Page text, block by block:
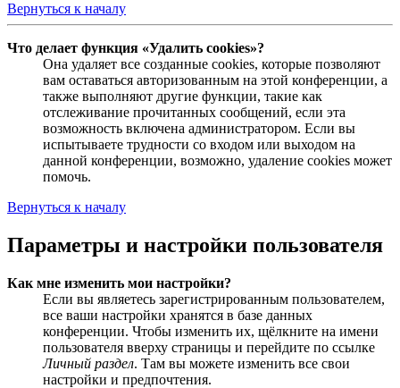
Вернуться к началу
Что делает функция «Удалить cookies»?
Она удаляет все созданные cookies, которые позволяют
вам оставаться авторизованным на этой конференции, а
также выполняют другие функции, такие как
отслеживание прочитанных сообщений, если эта
возможность включена администратором. Если вы
испытываете трудности со входом или выходом на
данной конференции, возможно, удаление cookies может
помочь.
Вернуться к началу
Параметры и настройки пользователя
Как мне изменить мои настройки?
Если вы являетесь зарегистрированным пользователем,
все ваши настройки хранятся в базе данных
конференции. Чтобы изменить их, щёлкните на имени
пользователя вверху страницы и перейдите по ссылке
Личный раздел. Там вы можете изменить все свои
настройки и предпочтения.